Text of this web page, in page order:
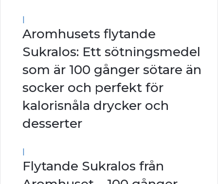
|
Aromhusets flytande
Sukralos: Ett sötningsmedel
som är 100 gånger sötare än
socker och perfekt för
kalorisnåla drycker och
desserter
|
Flytande Sukralos från